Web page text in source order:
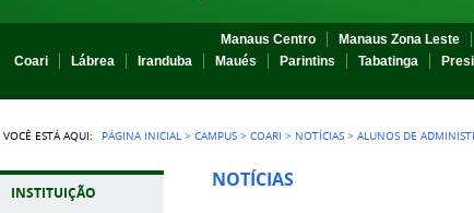
Manaus Centro Manaus Zona Leste
Coari
Lábrea Iranduba Maués Parintins Tabatinga
VOCÊ ESTÁ AQUI: PÁGINA INICIAL >CAMPUS >COARI > NOTÍCIAS >ALUNOS DE
INSTITUIÇÃO
NOTÍCIAS